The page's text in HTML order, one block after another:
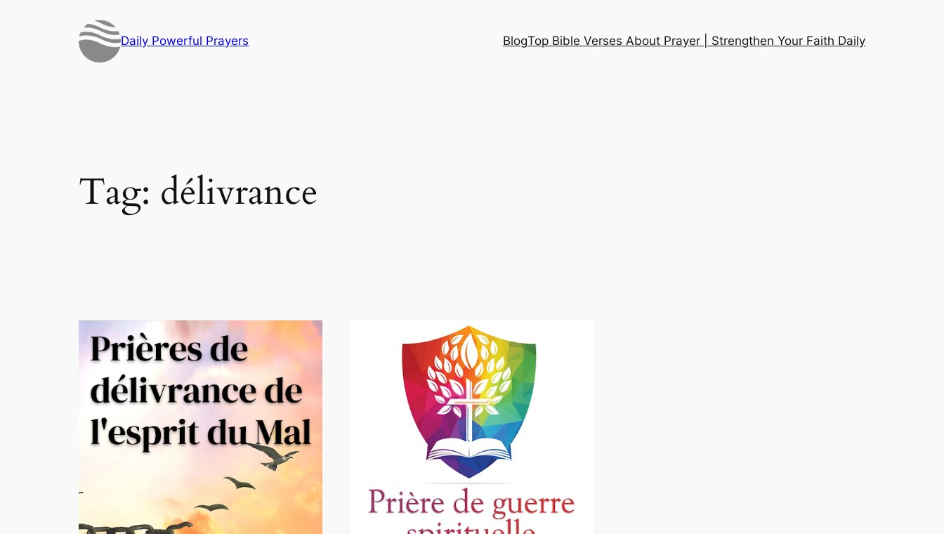
Daily Powerful Prayers BlogTop Bible Verses About Prayer | Strengthen Your Faith Daily
Tag: délivrance